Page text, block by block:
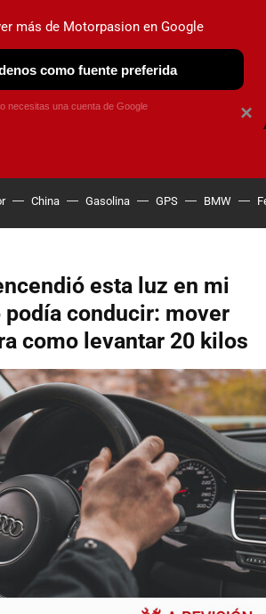
DE ACEITE AIRE ACONDICIONADO
China Gasolina GPS BMW
esta luz en mi
podía conducir: mover
como levantar 20 kilos
×
más de Motorpasion en Google
como fuente preferida
necesitas una cuenta de Google